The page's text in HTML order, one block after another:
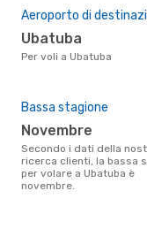
Aeroporto di
Ubatuba
Per voli a Ubatuba
Bassa stagione
novembre
Secondo i dati della nostra
ricerca clienti, la bassa
per volare a Ubatuba è
novembre.